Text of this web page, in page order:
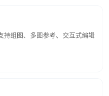
持组图、多图参考、交互式编辑